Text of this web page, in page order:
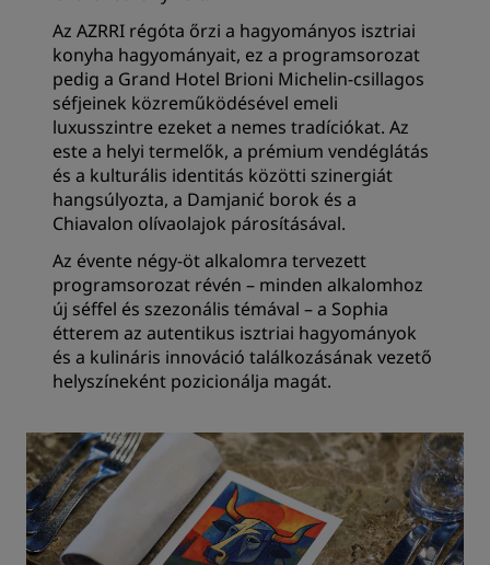
Az AZRRI régóta őrzi a hagyományos isztriai
konyha hagyományait, ez a programsorozat
pedig a Grand Hotel Brioni Michelin-csillagos
séfjeinek közreműködésével emeli
luxusszintre ezeket a nemes tradíciókat. Az
este a helyi termelők, a prémium vendéglátás
és a kulturális identitás közötti szinergiát
hangsúlyozta, a Damjanić borok és a
Chiavalon olívaolajok párosításával.
Az évente négy-öt alkalomra tervezett
programsorozat révén – minden alkalomhoz
új séffel és szezonális témával – a Sophia
étterem az autentikus isztriai hagyományok
és a kulináris innováció találkozásának vezető
helyszíneként pozicionálja magát.